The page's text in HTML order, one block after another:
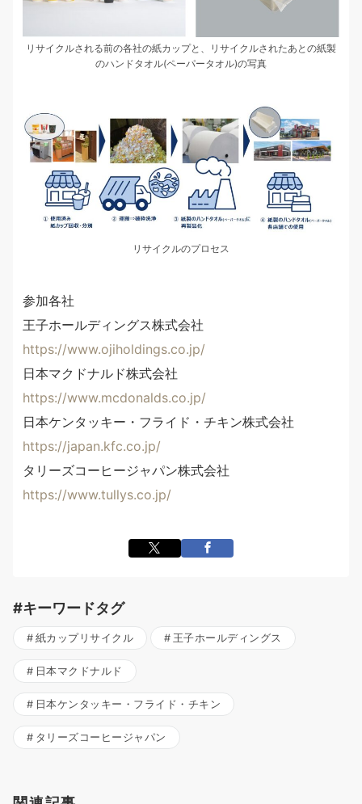
リサイクルされる前の各社の紙カップと、リサイクルされたあとの紙製
のハンドタオル(ペーパータオル)の写真
リサイクルのプロセス
参加各社
王子ホールディングス株式会社
https://www.ojiholdings.co.jp/
日本マクドナルド株式会社
https://www.mcdonalds.co.jp/
日本ケンタッキー・フライド・チキン株式会社
https://japan.kfc.co.jp/
タリーズコーヒージャパン株式会社
https://www.tullys.co.jp/
#キーワードタグ
紙カップリサイクル 王子ホールディングス
日本マクドナルド
日本ケンタッキー・フライド・チキン
タリーズコーヒージャパン